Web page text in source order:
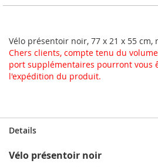
Vélo présentoir noir, 77 x 21 x 55 cm,
Chers clients, compte tenu du
port supplémentaires pourront vous
l'expédition du produit.
Details
Vélo présentoir noir